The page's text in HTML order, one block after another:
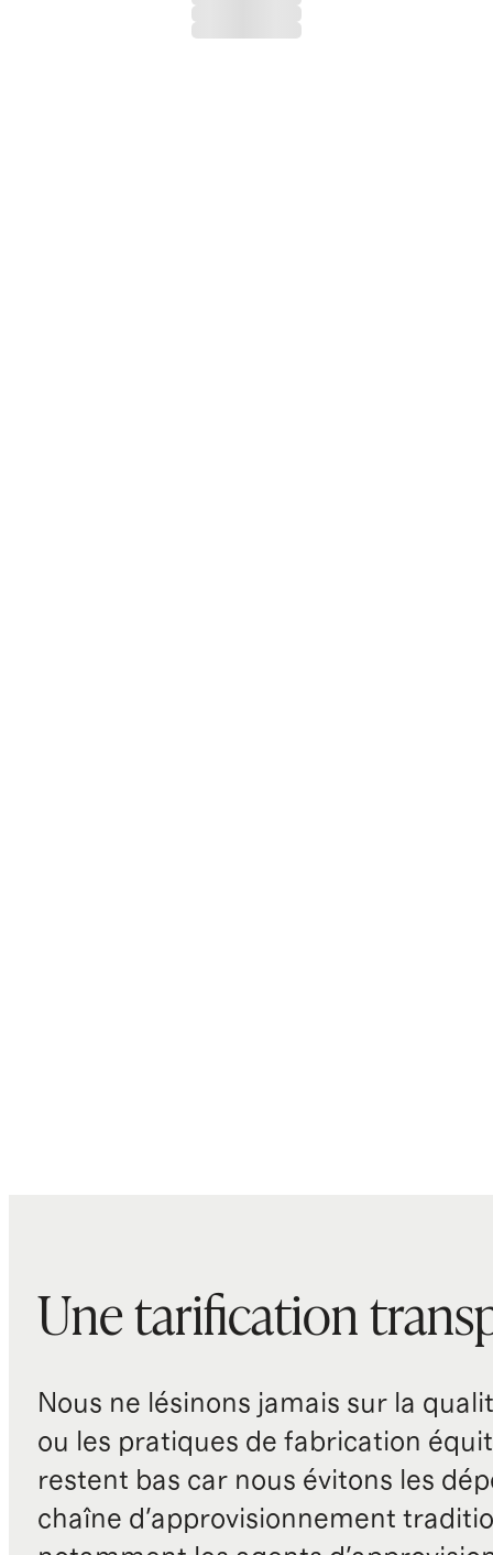
Une tarification
Nous ne lésinons jamais sur la
ou les pratiques de fabrication
restent bas car nous évitons les
chaîne d'approvisionnement